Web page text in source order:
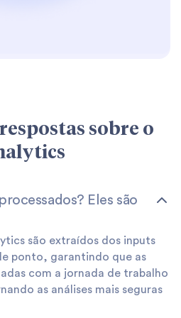
sobre o
Eles são
são extraídos dos inputs
ponto, garantindo que as
com a jornada de trabalho
as análises mais seguras